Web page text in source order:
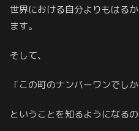
世界における自分よりもはる
ます。
そして、
「この町のナンバーワンでし
ということを知るようになるの